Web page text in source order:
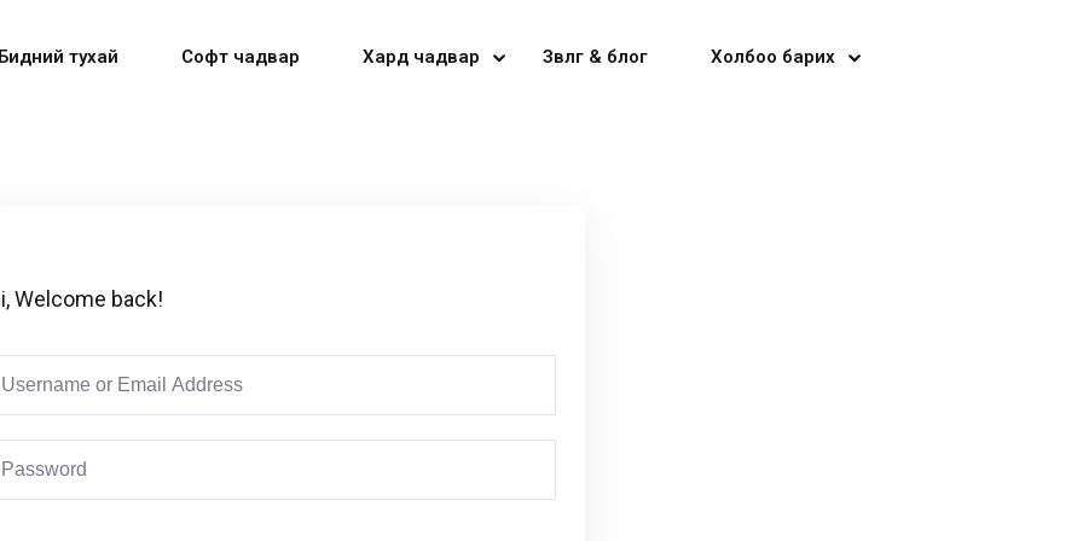
тухай Софт чадвар Хард чадвар Зөвлөгөө & блог Холбоо барих
Welcome back!
Don’t have an account?Sign up